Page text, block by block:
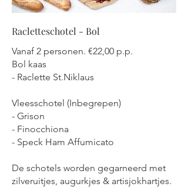
Racletteschotel - Bol
Vanaf 2 personen. €22,00 p.p.
Bol kaas
- Raclette St.Niklaus
Vleesschotel (Inbegrepen)
- Grison
- Finocchiona
- Speck Ham Affumicato
De schotels worden gegarneerd met
zilveruitjes, augurkjes & artisjokhartjes.